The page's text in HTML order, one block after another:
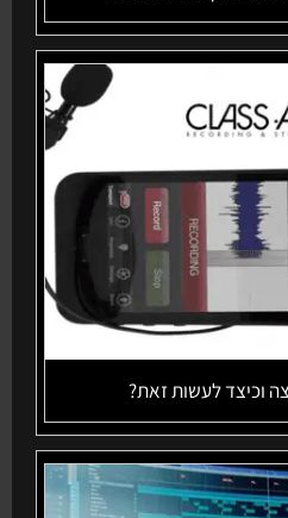
וכיצד לעשות זאת?